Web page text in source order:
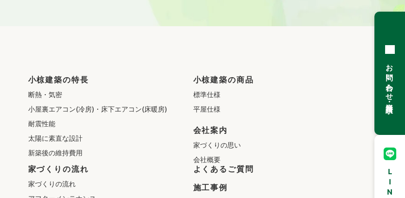
お問い合わせ
・資料請求
小椋建築の特長
断熱・気密
小屋裏エアコン(冷房)・ 床下エアコン(床暖房)
耐震性能
太陽に素直な設計
新築後の維持費用
小椋建築の商品
標準仕様
平屋仕様
会社案内
家づくりの思い
会社概要
家づくりの流れ
家づくりの流れ
よくあるご質問
施工事例